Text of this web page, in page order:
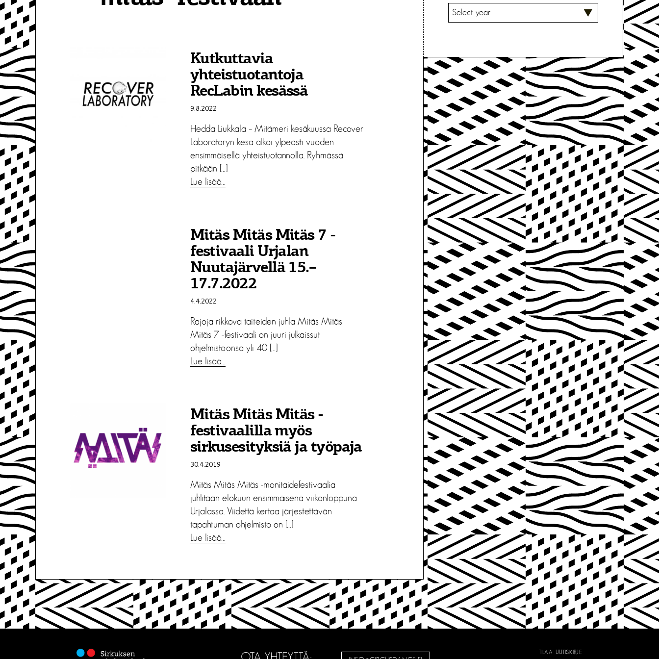
Kutkuttavia
yhteistuotantoja
RecLabin kesässä
9.8.2022
Hedda Liukkala – Mitämeri kesäkuussa Recover
Laboratoryn kesä alkoi ylpeästi vuoden
ensimmäisellä yhteistuotannolla. Ryhmässä
pitkään […]
Lue lisää…
Mitäs Mitäs Mitäs 7 -
festivaali Urjalan
Nuutajärvellä 15.–
17.7.2022
4.4.2022
Rajoja rikkova taiteiden juhla Mitäs Mitäs
Mitäs 7 -festivaali on juuri julkaissut
ohjelmistoonsa yli 40 […]
Lue lisää…
Mitäs Mitäs Mitäs -
festivaalilla myös
sirkusesityksiä ja työpaja
30.4.2019
Mitäs Mitäs Mitäs -monitaidefestivaalia
juhlitaan elokuun ensimmäisenä viikonloppuna
Urjalassa. Viidettä kertaa järjestettävän
tapahtuman ohjelmisto on […]
Lue lisää…
V
A
T
S
E
TILAA UUTISKIRJE